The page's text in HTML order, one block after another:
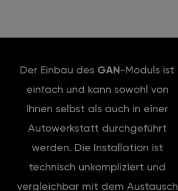
Der Einbau des GAN -Moduls ist
einfach und kann sowohl von
Ihnen selbst als auch in einer
Autowerkstatt durchgeführt
werden. Die Installation ist
technisch unkompliziert und
vergleichbar mit dem Austausch